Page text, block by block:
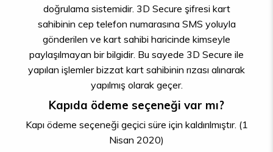
doğrulama sistemidir. 3D Secure şifresi kart
sahibinin cep telefon numarasına SMS yoluyla
gönderilen ve kart sahibi haricinde kimseyle
paylaşılmayan bir bilgidir. Bu sayede 3D Secure ile
yapılan işlemler bizzat kart sahibinin rızası alınarak
yapılmış olarak geçer.
Kapıda ödeme seçeneği var mı?
Kapı ödeme seçeneği geçici süre için kaldırılmıştır. (1
Nisan 2020)